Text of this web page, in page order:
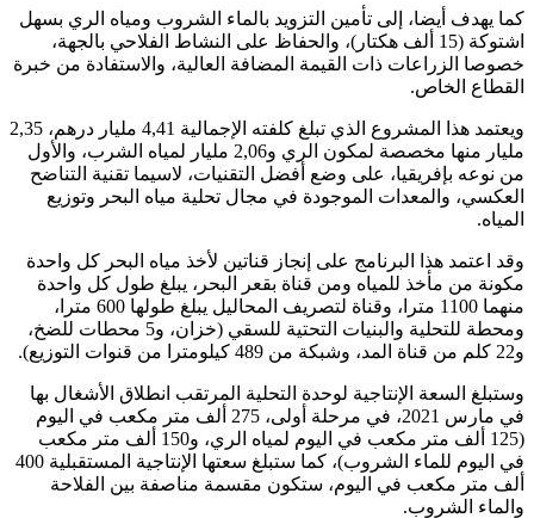
كما يهدف أيضا، إلى تأمين التزويد بالماء الشروب ومياه الري بسهل
اشتوكة (15 ألف هكتار)، والحفاظ على النشاط الفلاحي بالجهة،
خصوصا الزراعات ذات القيمة المضافة العالية، والاستفادة من خبرة
القطاع الخاص.
ويعتمد هذا المشروع الذي تبلغ كلفته الإجمالية 4,41 مليار درهم، 2,35
مليار منها مخصصة لمكون الري و2,06 مليار لمياه الشرب، والأول
من نوعه بإفريقيا، على وضع أفضل التقنيات، لاسيما تقنية التناضح
العكسي، والمعدات الموجودة في مجال تحلية مياه البحر وتوزيع
المياه.
وقد اعتمد هذا البرنامج على إنجاز قناتين لأخذ مياه البحر كل واحدة
مكونة من مأخذ للمياه ومن قناة بقعر البحر، يبلغ طول كل واحدة
منهما 1100 مترا، وقناة لتصريف المحاليل يبلغ طولها 600 مترا،
ومحطة للتحلية والبنيات التحتية للسقي (خزان، و5 محطات للضخ،
و22 كلم من قناة المد، وشبكة من 489 كيلومترا من قنوات التوزيع).
وستبلغ السعة الإنتاجية لوحدة التحلية المرتقب انطلاق الأشغال بها
في مارس 2021، في مرحلة أولى، 275 ألف متر مكعب في اليوم
(125 ألف متر مكعب في اليوم لمياه الري، و150 ألف متر مكعب
في اليوم للماء الشروب)، كما ستبلغ سعتها الإنتاجية المستقبلية 400
ألف متر مكعب في اليوم، ستكون مقسمة مناصفة بين الفلاحة
والماء الشروب.